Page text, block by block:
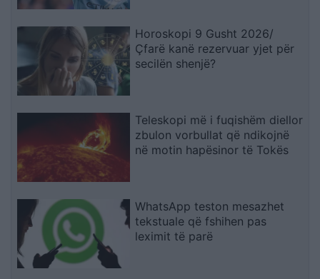
Horoskopi 9 Gusht 2026/
Çfarë kanë rezervuar yjet për
secilën shenjë?
Teleskopi më i fuqishëm diellor
zbulon vorbullat që ndikojnë
në motin hapësinor të Tokës
WhatsApp teston mesazhet
tekstuale që fshihen pas
leximit të parë